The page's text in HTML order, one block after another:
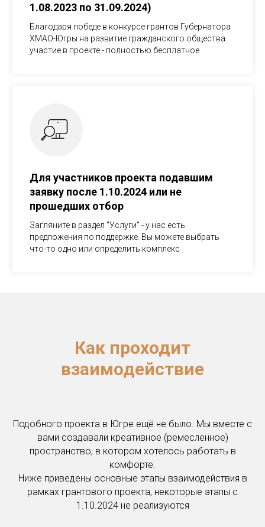
1.08.2023 по 31.09.2024)
Благодаря победе в конкурсе грантов Губернатора
ХМАО-Югры на развитие гражданского общества
участие в проекте - полностью бесплатное
Для участников проекта подавшим
заявку после 1.10.2024 или не
прошедших отбор
Загляните в раздел "Услуги" - у нас есть
предложения по поддержке. Вы можете выбрать
что-то одно или определить комплекс
Как проходит
взаимодействие
Подобного проекта в Югре ещё не было. Мы вместе с
вами создавали креативное (ремесленное)
пространство, в котором хотелось работать в
комфорте.
Ниже приведены основные этапы взаимодействия в
рамках грантового проекта, некоторые этапы с
1.10.2024 не реализуются